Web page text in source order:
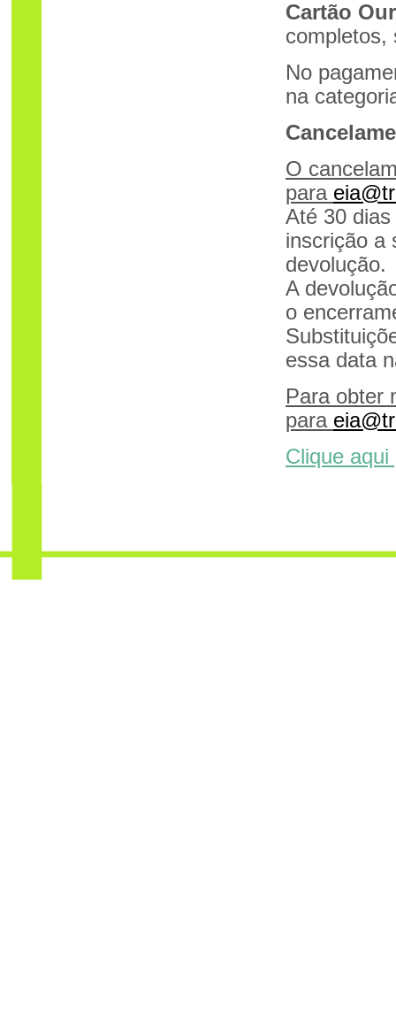
Cartão
completos,
No
na
O
para
Até 30
inscrição a
devolução.
A
o
essa data
Para obter
para
Clique